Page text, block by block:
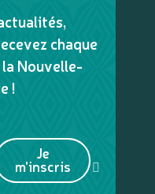
chaque
Nouvelle-
!
Je
m'inscris